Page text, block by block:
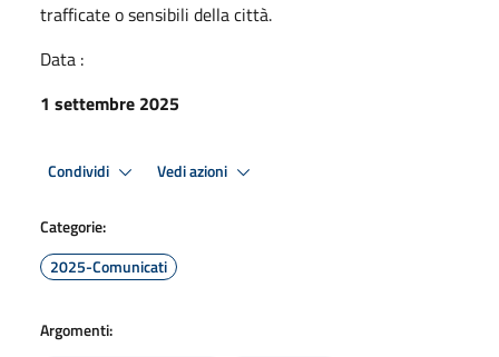
trafficate o sensibili della città.
Data :
1 settembre 2025
Condividi Vedi azioni
Categorie:
2025-Comunicati
Argomenti: